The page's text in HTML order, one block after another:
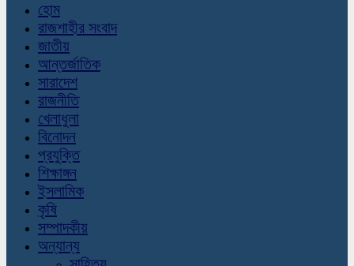
হোম
রাজশাহীর সংবাদ
জাতীয়
আন্তর্জাতিক
সারাদেশ
রাজনীতি
খেলাধুলা
বিনোদন
প্রযুক্তি
শিক্ষাঙ্গন
ইসলামিক
কৃষি
সম্পাদকীয়
অন্যান্য